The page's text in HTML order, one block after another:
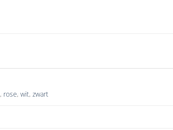
, rose,wit,zwart